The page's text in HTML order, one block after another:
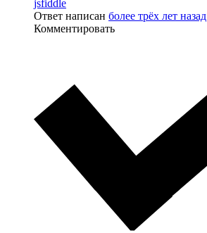
jsfiddle
Ответ написан более трёх лет назад
Комментировать